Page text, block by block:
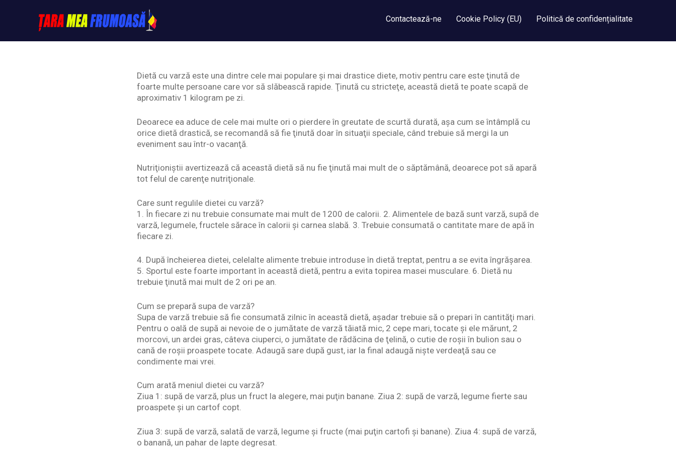
Tarameafrumoasa
Contactează-ne Cookie Policy (EU) Politică de confidențialitate
Dietă cu varză este una dintre cele mai populare şi mai drastice diete, motiv pentru care este ţinută de
foarte multe persoane care vor să slăbească rapide. Ţinută cu stricteţe, această dietă te poate scapă de
aproximativ 1 kilogram pe zi.
Deoarece ea aduce de cele mai multe ori o pierdere în greutate de scurtă durată, aşa cum se întâmplă cu
orice dietă drastică, se recomandă să fie ţinută doar în situaţii speciale, când trebuie să mergi la un
eveniment sau într-o vacanţă.
Nutriţioniştii avertizează că această dietă să nu fie ţinută mai mult de o săptămână, deoarece pot să apară
tot felul de carenţe nutriţionale.
Care sunt regulile dietei cu varză?
1. În fiecare zi nu trebuie consumate mai mult de 1200 de calorii. 2. Alimentele de bază sunt varză, supă de
varză, legumele, fructele sărace în calorii şi carnea slabă. 3. Trebuie consumată o cantitate mare de apă în
fiecare zi.
4. După încheierea dietei, celelalte alimente trebuie introduse în dietă treptat, pentru a se evita îngrăşarea.
5. Sportul este foarte important în această dietă, pentru a evita topirea masei musculare. 6. Dietă nu
trebuie ţinută mai mult de 2 ori pe an.
Cum se prepară supa de varză?
Supa de varză trebuie să fie consumată zilnic în această dietă, aşadar trebuie să o prepari în cantităţi mari.
Pentru o oală de supă ai nevoie de o jumătate de varză tăiată mic, 2 cepe mari, tocate şi ele mărunt, 2
morcovi, un ardei gras, câteva ciuperci, o jumătate de rădăcina de ţelină, o cutie de roşii în bulion sau o
cană de roşii proaspete tocate. Adaugă sare după gust, iar la final adaugă nişte verdeaţă sau ce
condimente mai vrei.
Cum arată meniul dietei cu varză?
Ziua 1: supă de varză, plus un fruct la alegere, mai puţin banane. Ziua 2: supă de varză, legume fierte sau
proaspete şi un cartof copt.
Ziua 3: supă de varză, salată de varză, legume şi fructe (mai puţin cartofi şi banane). Ziua 4: supă de varză,
o banană, un pahar de lapte degresat.